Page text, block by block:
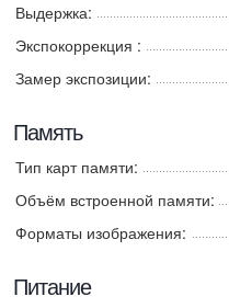
Выдержка:
Экспокоррекция :
Замер экспозиции:
Память
Тип карт памяти:
Объём встроенной памяти:
Форматы изображения:
Питание